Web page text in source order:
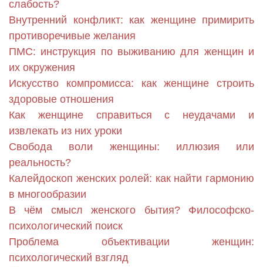
слабость?
Внутренний конфликт: как женщине примирить
противоречивые желания
ПМС: инструкция по выживанию для женщин и
их окружения
Искусство компромисса: как женщине строить
здоровые отношения
Как женщине справиться с неудачами и
извлекать из них уроки
Свобода воли женщины: иллюзия или
реальность?
Калейдоскоп женских ролей: как найти гармонию
в многообразии
В чём смысл женского бытия? Философско-
психологический поиск
Проблема объективации женщин:
психологический взгляд